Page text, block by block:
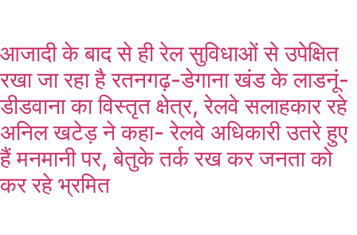
आजादी के बाद से ही रेल सुविधाओं से उपेक्षित
रखा जा रहा है रतनगढ़-डेगाना खंड के लाडनूं-
डीडवाना का विस्तृत क्षेत्र, रेलवे सलाहकार रहे
अनिल खटेड़ ने कहा- रेलवे अधिकारी उतरे हुए
हैं मनमानी पर, बेतुके तर्क रख कर जनता को
कर रहे भ्रमित